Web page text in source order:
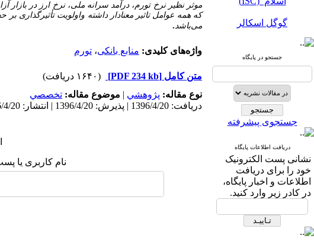
گوگل اسکالر
نورمگز
سیویلیکا
پایگاه استنادی علوم جهان
اسلام (ISC)
مگ ایران
جستجو در پایگاه
جستجوی پیشرفته
دریافت اطلاعات پایگاه
نشانی پست الکترونیک
خود را برای دریافت
اطلاعات و اخبار پایگاه،
در کادر زیر وارد کنید.
موثر نظیر نرخ تورم، درآمد سرانه ملی، نرخ ارز در بازار
که همه عوامل تاثیر معنادار داشته واولویت تأثیرگذاری
می‌باشد.
واژه‌های کلیدی: منابع بانکی، تورم
متن کامل [PDF 234 kb]
(۱۶۴۰ دریافت)
نوع مقاله: پژوهشي | موضوع مقاله: تخصصي
دریافت: 1396/4/20 | پذیرش: 1396/4/20 | انتشار: 1396/4/20
نام کاربری یا